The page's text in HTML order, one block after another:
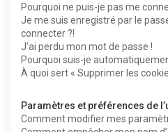
Pourquoi ne puis-je pas me
Je me suis enregistré par le
connecter ?!
J’ai perdu mon mot de passe !
Pourquoi suis-je
À quoi sert « Supprimer les
Paramètres et préférences de
Comment modifier mes